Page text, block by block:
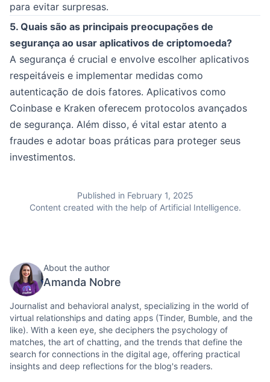
para evitar surpresas.
5. Quais são as principais preocupações de
segurança ao usar aplicativos de criptomoeda?
A segurança é crucial e envolve escolher aplicativos
respeitáveis e implementar medidas como
autenticação de dois fatores. Aplicativos como
Coinbase e Kraken oferecem protocolos avançados
de segurança. Além disso, é vital estar atento a
fraudes e adotar boas práticas para proteger seus
investimentos.
Published in February 1, 2025
Content created with the help of Artificial Intelligence.
About the author
Amanda Nobre
Journalist and behavioral analyst, specializing in the world of
virtual relationships and dating apps (Tinder, Bumble, and the
like). With a keen eye, she deciphers the psychology of
matches, the art of chatting, and the trends that define the
search for connections in the digital age, offering practical
insights and deep reflections for the blog's readers.